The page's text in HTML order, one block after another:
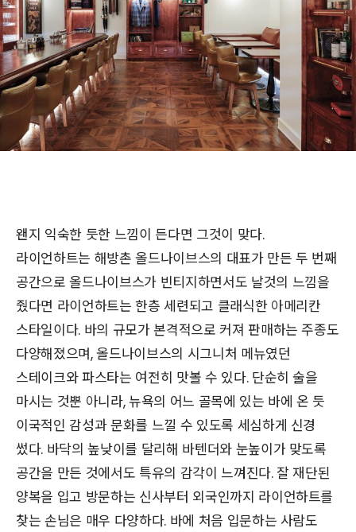
왠지 익숙한 듯한 느낌이 든다면 그것이 맞다.
라이언하트는 해방촌 올드나이브스의 대표가 만든 두 번째
공간으로 올드나이브스가 빈티지하면서도 날것의 느낌을
줬다면 라이언하트는 한층 세련되고 클래식한 아메리칸
스타일이다. 바의 규모가 본격적으로 커져 판매하는 주종도
다양해졌으며, 올드나이브스의 시그니처 메뉴였던
스테이크와 파스타는 여전히 맛볼 수 있다. 단순히 술을
마시는 것뿐 아니라, 뉴욕의 어느 골목에 있는 바에 온 듯
이국적인 감성과 문화를 느낄 수 있도록 세심하게 신경
썼다. 바닥의 높낮이를 달리해 바텐더와 눈높이가 맞도록
공간을 만든 것에서도 특유의 감각이 느껴진다. 잘 재단된
양복을 입고 방문하는 신사부터 외국인까지 라이언하트를
찾는 손님은 매우 다양하다. 바에 처음 입문하는 사람도